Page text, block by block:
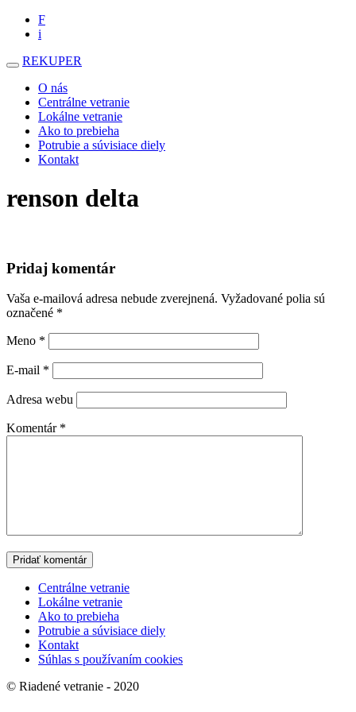
F
i
REKUPER
O nás
Centrálne vetranie
Lokálne vetranie
Ako to prebieha
Potrubie a súvisiace diely
Kontakt
renson delta
Pridaj komentár
Vaša e-mailová adresa nebude zverejnená. Vyžadované polia sú
označené *
Meno *
E-mail *
Adresa webu
Komentár *
Centrálne vetranie
Lokálne vetranie
Ako to prebieha
Potrubie a súvisiace diely
Kontakt
Súhlas s používaním cookies
© Riadené vetranie - 2020